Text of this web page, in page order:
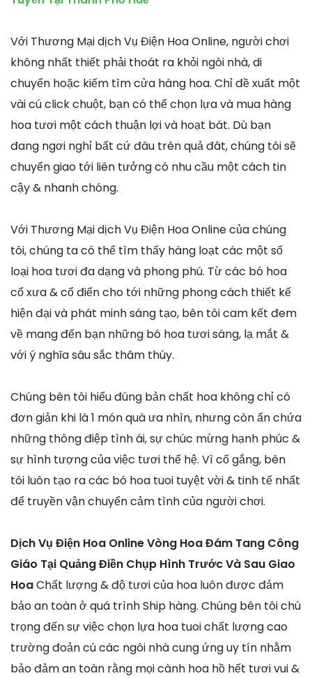
Với Thương Mại dịch Vụ Điện Hoa Online, người chơi
không nhất thiết phải thoát ra khỏi ngôi nhà, di
chuyển hoặc kiếm tìm cửa hàng hoa. Chỉ đề xuất một
vài cú click chuột, bạn có thể chọn lựa và mua hàng
hoa tươi một cách thuận lợi và hoạt bát. Dù bạn
đang ngơi nghỉ bất cứ đâu trên quả đât, chúng tôi sẽ
chuyển giao tới liên tưởng có nhu cầu một cách tin
cậy & nhanh chóng.
Với Thương Mại dịch Vụ Điện Hoa Online của chúng
tôi, chúng ta có thể tìm thấy hàng loạt các một số
loại hoa tươi đa dạng và phong phú. Từ các bó hoa
cổ xưa & cổ điển cho tới những phong cách thiết kế
hiện đại và phát minh sáng tạo, bên tôi cam kết đem
về mang đến bạn những bó hoa tươi sáng, lạ mắt &
với ý nghĩa sâu sắc thâm thúy.
Chúng bên tôi hiểu đúng bản chất hoa không chỉ có
đơn giản khi là 1 món quà ưa nhìn, nhưng còn ẩn chứa
những thông điệp tình ái, sự chúc mừng hạnh phúc &
sự hình tượng của việc tươi thế hệ. Vì cố gắng, bên
tôi luôn tạo ra các bó hoa tuoi tuyệt vời & tinh tế nhất
để truyền vận chuyển cảm tình của người chơi.
Dịch Vụ Điện Hoa Online Vòng Hoa Đám Tang Công
Giáo Tại Quảng Điền Chụp Hình Trước Và Sau Giao
HoaChất lượng & độ tươi của hoa luôn được đảm
bảo an toàn ở quá trình Ship hàng. Chúng bên tôi chú
trọng đến sự việc chọn lựa hoa tuoi chất lượng cao
trường đoản cú các ngôi nhà cung ứng uy tín nhằm
bảo đảm an toàn rằng mọi cành hoa hồ hết tươi vui &